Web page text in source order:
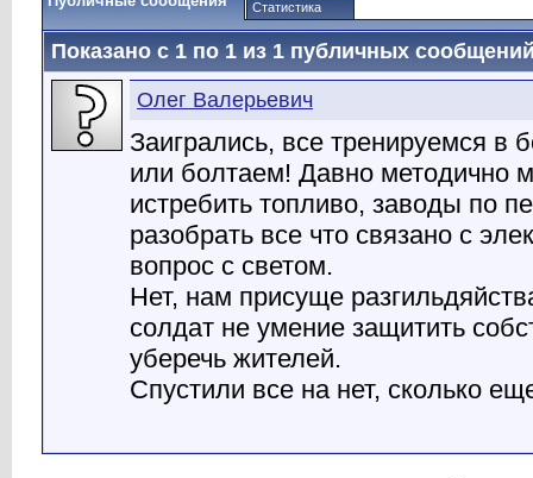
Статистика
Показано с 1 по 1 из 1 публичных
Олег Валерьевич
Заигрались, все тренируемся
или болтаем! Давно методично
истребить топливо, заводы по
разобрать все что связано с
вопрос с светом.
Нет, нам присуще
солдат не умение защитить
уберечь жителей.
Спустили все на нет, сколько